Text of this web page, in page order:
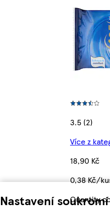
Nastavení
3.5 (2)
Více z
18,90 Kč
0,38 Kč/
Quantity